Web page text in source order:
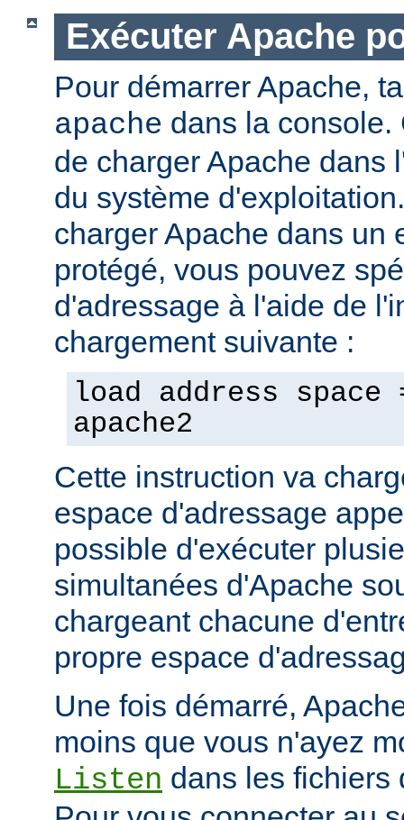
Exécuter Apache
Pour démarrer Apache,
apache dans la console.
de charger Apache dans
du système
charger Apache dans un
protégé, vous pouvez
d'adressage à l'aide de
chargement suivante :
load address space
apache2
Cette instruction va
espace d'adressage
possible d'exécuter
simultanées d'Apache
chargeant chacune
propre espace
Une fois démarré,
moins que vous n'ayez
Listen dans les fichiers